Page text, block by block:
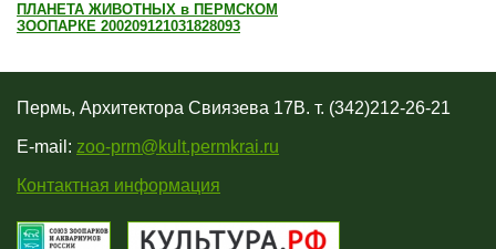
ПЛАНЕТА ЖИВОТНЫХ в ПЕРМСКОМ
ЗООПАРКЕ 200209121031828093
Пермь, Архитектора Свиязева 17В. т. (342)212-26-21
E-mail: zoo-prm@kult.permkrai.ru
Контактная информация